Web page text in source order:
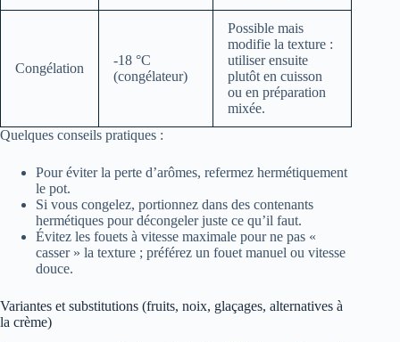
Congélation
-18 °C
(congélateur)
Possible mais
modifie la texture :
utiliser ensuite
plutôt en cuisson
ou en préparation
mixée.
Quelques conseils pratiques :
Pour éviter la perte d’arômes, refermez hermétiquement
le pot.
Si vous congelez, portionnez dans des contenants
hermétiques pour décongeler juste ce qu’il faut.
Évitez les fouets à vitesse maximale pour ne pas «
casser » la texture ; préférez un fouet manuel ou vitesse
douce.
Variantes et substitutions (fruits, noix, glaçages, alternatives à
la crème)